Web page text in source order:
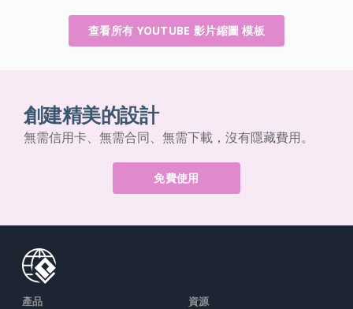
查看所有 YOUTUBE 影片縮圖 模板
創建精美的設計
無需信用卡、無需合同、無需下載，沒有隱藏費用。
免費使用
產品 資源